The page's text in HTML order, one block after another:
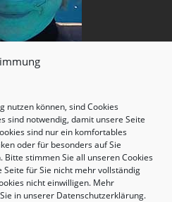
nutzen können, sind Cookies
sind notwendig, damit unsere Seite
sind nur ein komfortables
oder für besonders auf Sie
stimmen Sie all unseren Cookies
Seite für Sie nicht mehr vollständig
nicht einwilligen. Mehr
in unserer Datenschutzerklärung.